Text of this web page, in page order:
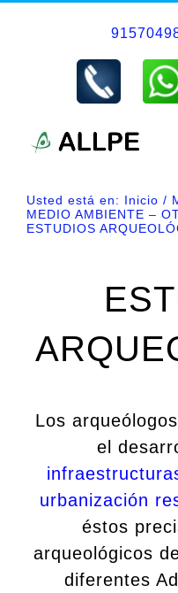
Usted está en: Inicio
MEDIO AMBIENTE –
ESTUDIOS
Los
el
urbanización
éstos
arqueológicos
diferentes